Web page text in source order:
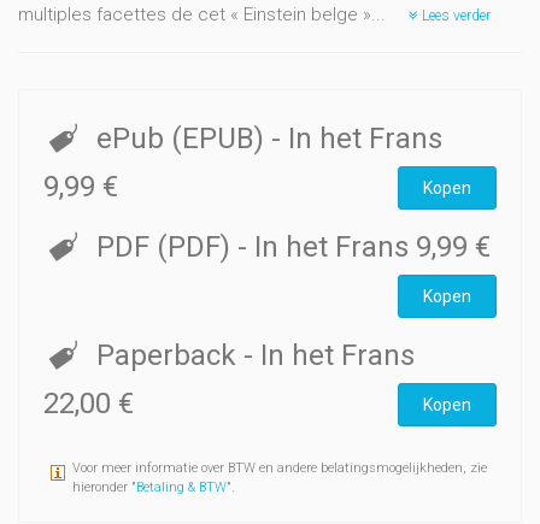
multiples facettes de cet « Einstein belge »...
Lees verder
ePub (EPUB) - In het Frans
9,99 €
Kopen
PDF (PDF) - In het Frans 9,99 €
Kopen
Paperback - In het Frans
22,00 €
Kopen
Voor meer informatie over BTW en andere belatingsmogelijkheden, zie
hieronder "Betaling & BTW".